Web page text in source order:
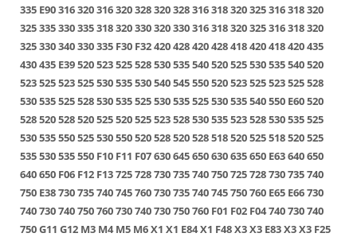
335 E90316320316320328320328316318320325316318320
325335330335318320330320330316318320325316318320
325330340330335 F30 F32420428420428418420418420435
430435 E39520523525528530535540520525530535540520
523525523525530535530540545550520523525523525528
530535525528530535525530535525530535540550 E60520
528520528520525520525523528530535523528530535525
530535550525530550520528520528518520525518520525
535530535550 F10 F11 F07630645650630635650 E63640650
640650 F06 F12 F13725728730735740750725728730735740
750 E38730735740745760730735740745750760 E65 E66730
740730740750760730740730750760 F01 F02 F04740730740
750G11 G12 M3 M4 M5 M6X1 X1 E84X1 F48X3X3 E83X3X3 F25